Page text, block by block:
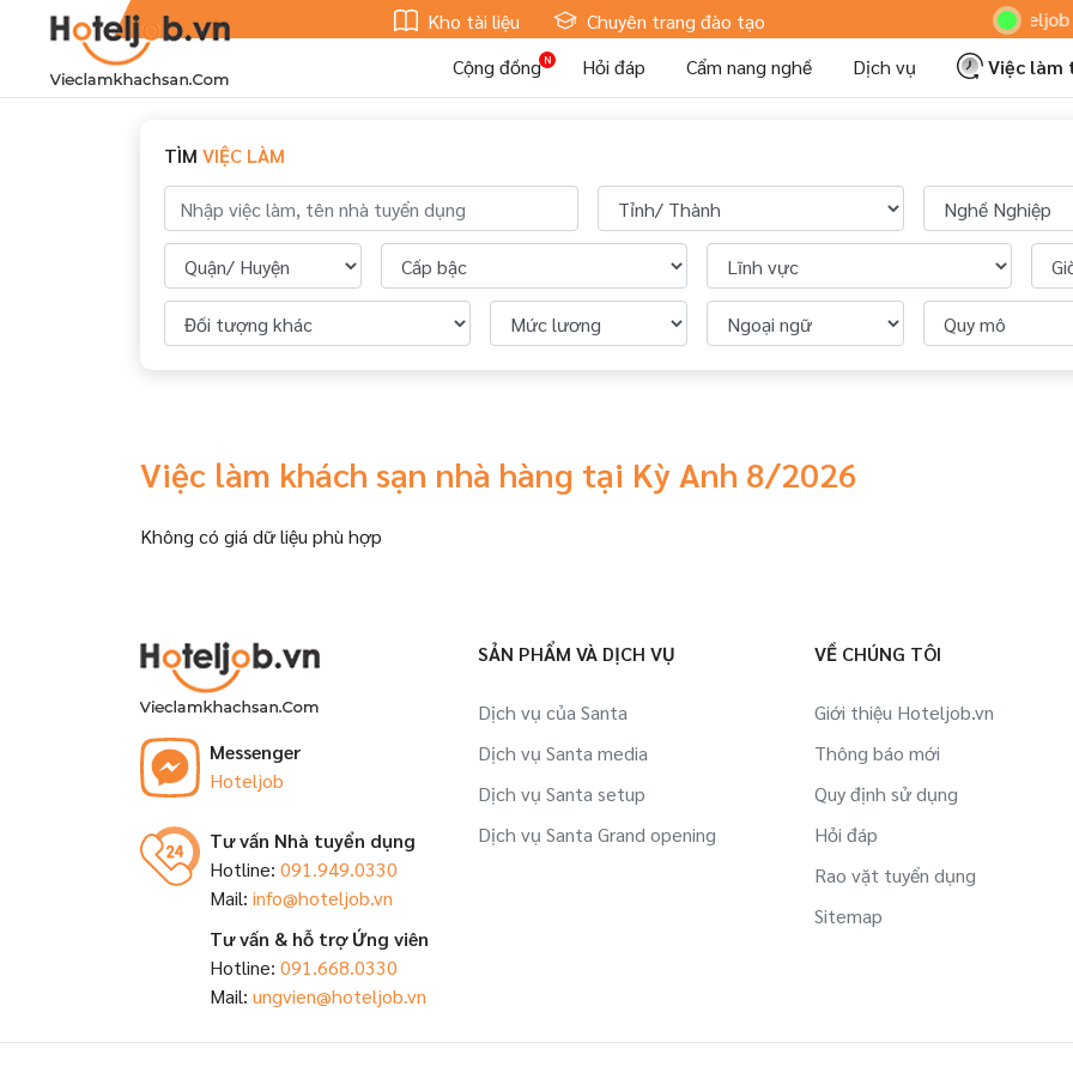
Kho tài liệu Chuyên trang đào tạo Hoteljob
Cộng đồng
Hỏi đáp Cẩm nang nghề Dịch vụ
Việc làm
TÌM VIỆC LÀM
Việc làm khách sạn nhà hàng tại Kỳ Anh 8/2026
Không có giá dữ liệu phù hợp
Messenger
Hoteljob
Tư vấn Nhà tuyển dụng
Hotline: 091.949.0330
Mail: info@hoteljob.vn
Tư vấn & hỗ trợ Ứng viên
Hotline: 091.668.0330
Mail: ungvien@hoteljob.vn
SẢN PHẨM VÀ DỊCH VỤ
Dịch vụ của Santa
Dịch vụ Santa media
Dịch vụ Santa setup
Dịch vụ Santa Grand opening
VỀ CHÚNG TÔI
Giới thiệu Hoteljob.vn
Thông báo mới
Quy định sử dụng
Hỏi đáp
Rao vặt tuyển dụng
Sitemap